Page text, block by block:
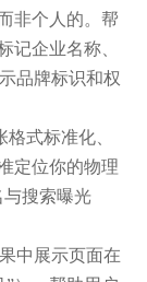
非个人的。帮
记企业名称、
品牌标识和权
式标准化、
定位你的物理
与搜索曝光
中展示页面在